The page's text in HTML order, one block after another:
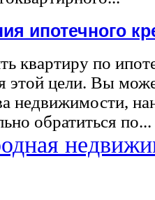
ипотечного
квартиру по
этой цели. Вы
недвижимости,
обратиться по...